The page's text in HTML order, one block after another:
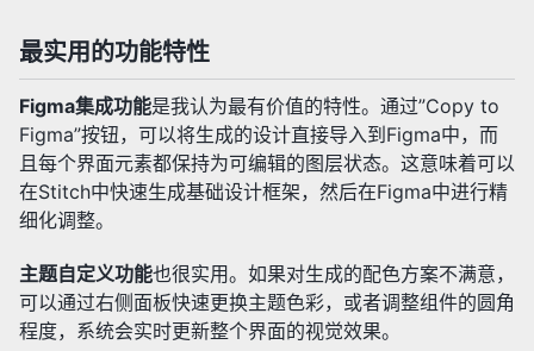
最实用的功能特性
Figma集成功能是我认为最有价值的特性。通过”Copy to
Figma”按钮，可以将生成的设计直接导入到Figma中，而
且每个界面元素都保持为可编辑的图层状态。这意味着可以
在Stitch中快速生成基础设计框架，然后在Figma中进行精
细化调整。
主题自定义功能也很实用。如果对生成的配色方案不满意，
可以通过右侧面板快速更换主题色彩，或者调整组件的圆角
程度，系统会实时更新整个界面的视觉效果。